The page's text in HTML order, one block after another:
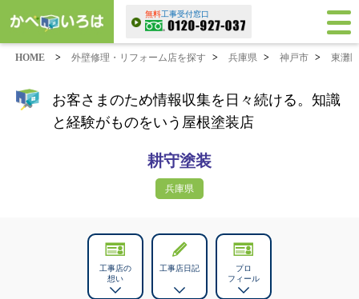
無料工事受付窓口
HOME > 外壁修理・リフォーム店を探す > 兵庫県 > 神戸市 > 東灘区
お客さまのため情報収集を日々続ける。知識
と経験がものをいう屋根塗装店
耕守塗装
兵庫県
工事店の
想い
工事店日記
プロ
フィール